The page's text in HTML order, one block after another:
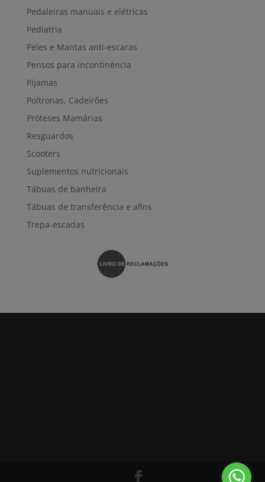
Pedaleiras manuais e elétricas
Pediatria
Peles e Mantas anti-escaras
Pensos para incontinência
Pijamas
Poltronas, Cadeirões
Próteses Mamárias
Resguardos
Scooters
Suplementos nutricionais
Tábuas de banheira
Tábuas de transferência e afins
Trepa-escadas